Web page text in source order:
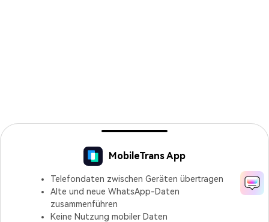
MobileTrans App
Telefondaten zwischen Geräten übertragen
Alte und neue WhatsApp-Daten
zusammenführen
Keine Nutzung mobiler Daten